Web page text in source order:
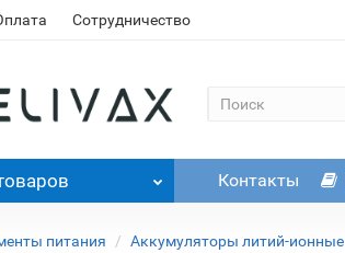
Сотрудничество
Контакты
питания Аккумуляторы литий-ионные